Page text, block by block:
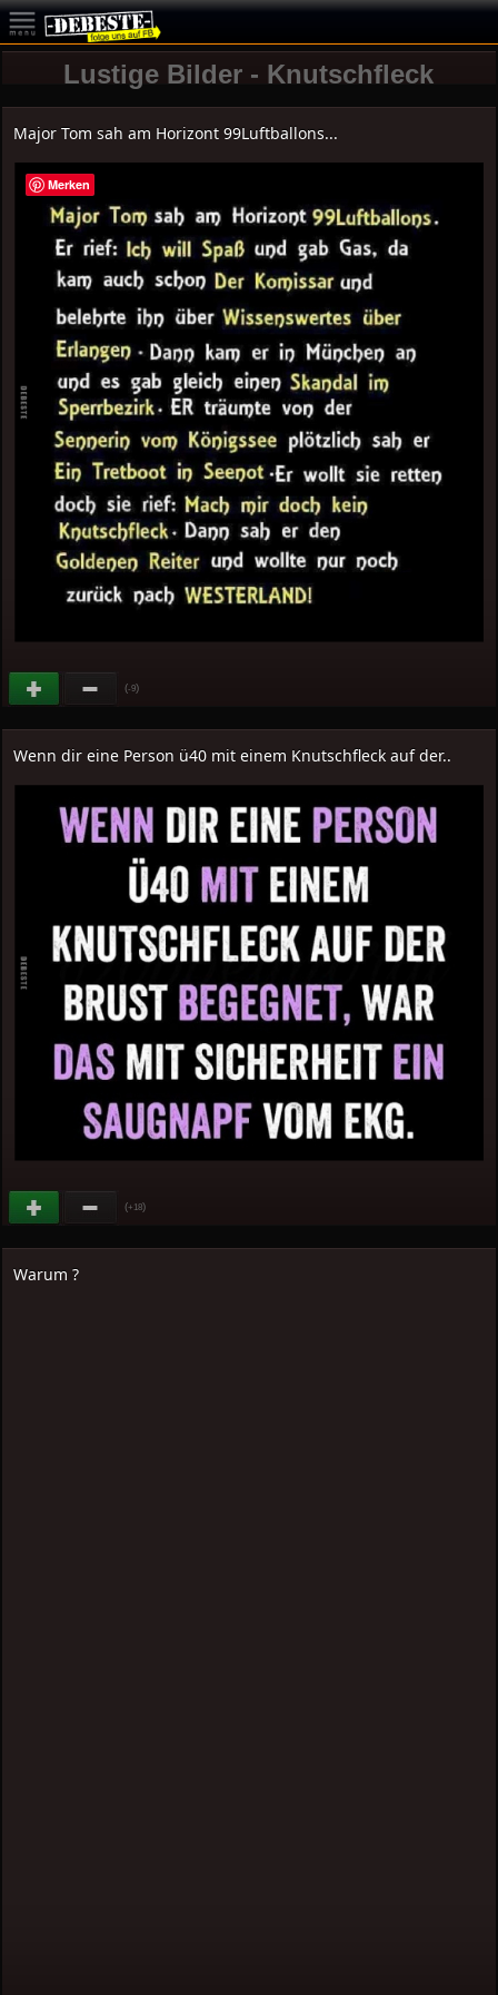
Lustige Bilder - Knutschfleck
Major Tom sah am Horizont 99Luftballons...
(-9)
Wenn dir eine Person ü40 mit einem Knutschfleck auf der..
(+18)
Warum ?
Merken